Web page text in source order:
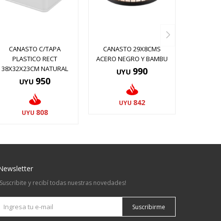
CANASTO C/TAPA
PLASTICO RECT
38X32X23CM NATURAL
UYU 950
UYU 808
CANASTO 29X8CMS
ACERO NEGRO Y BAMBU
UYU 990
UYU 842
y recibí todas nuestras novedades!
Suscribirme